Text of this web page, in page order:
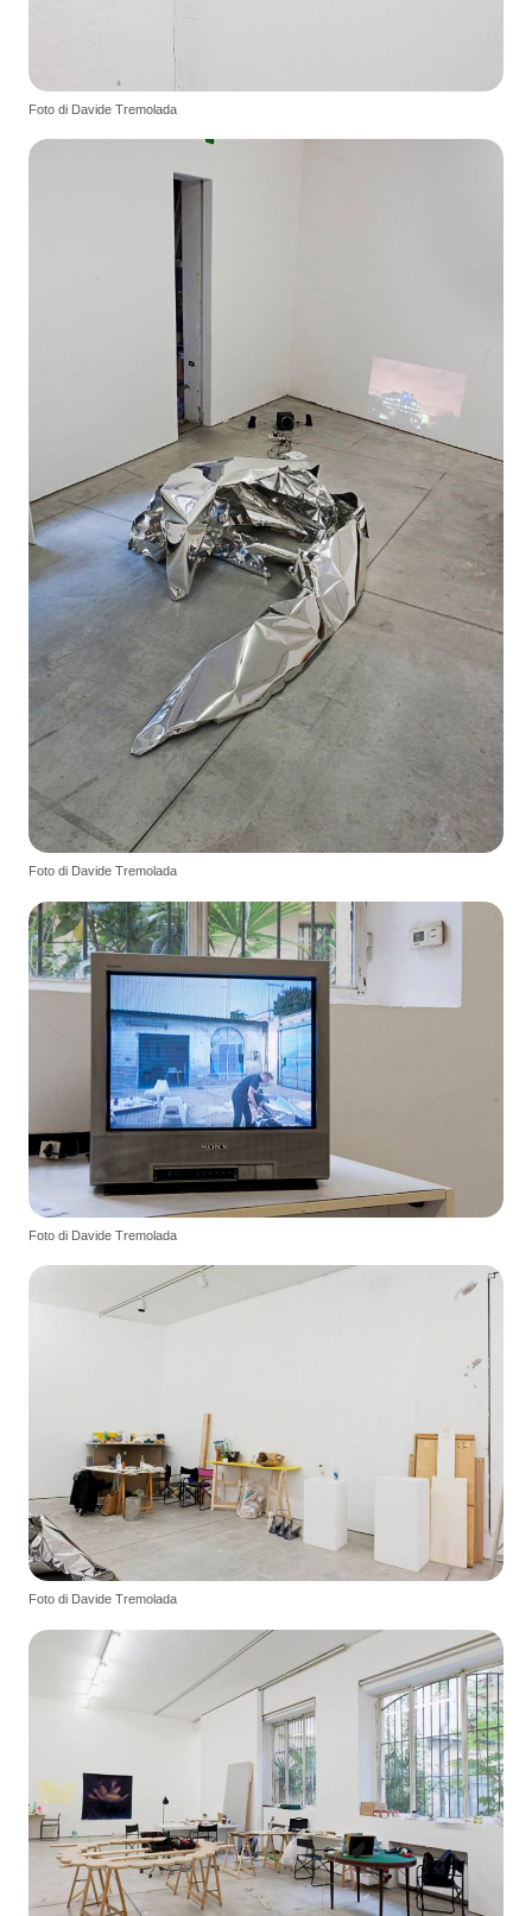
Foto di Davide Tremolada
Foto di Davide Tremolada
Foto di Davide Tremolada
Foto di Davide Tremolada